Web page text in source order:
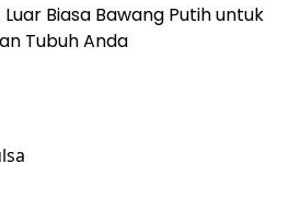
Biasa Bawang Putih untuk
Tubuh Anda